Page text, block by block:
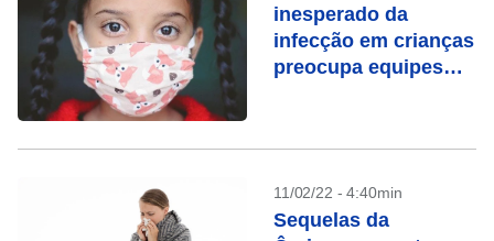
inesperado da
infecção em crianças
preocupa equipes
11/02/22 - 4:40min
Sequelas da